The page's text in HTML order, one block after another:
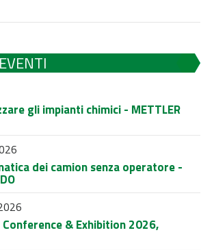
gli impianti chimici - METTLER
dei camion senza operatore -
Conference & Exhibition 2026,